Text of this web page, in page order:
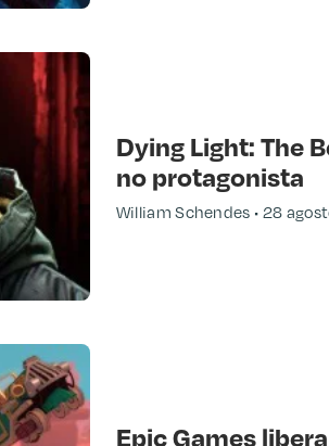
Dying Light: The
no protagonista
William Schendes 28
Epic Games